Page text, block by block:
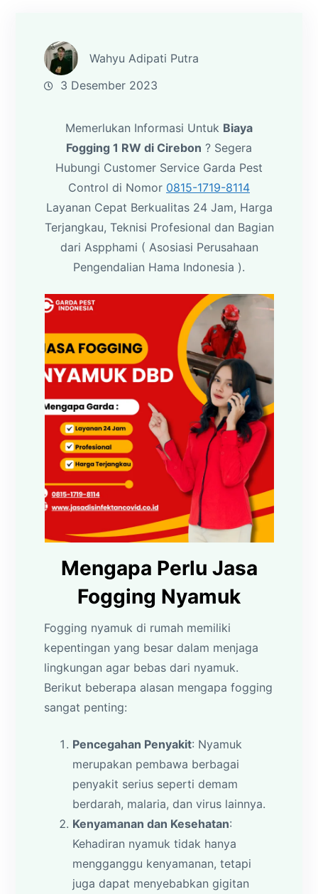
Wahyu Adipati Putra
3 Desember 2023
Memerlukan Informasi Untuk Biaya
Fogging 1 RW di Cirebon ? Segera
Hubungi Customer Service Garda Pest
Control di Nomor 0815-1719-8114
Layanan Cepat Berkualitas 24 Jam, Harga
Terjangkau, Teknisi Profesional dan Bagian
dari Aspphami ( Asosiasi Perusahaan
Pengendalian Hama Indonesia ).
Mengapa Perlu Jasa
Fogging Nyamuk
Fogging nyamuk di rumah memiliki
kepentingan yang besar dalam menjaga
lingkungan agar bebas dari nyamuk.
Berikut beberapa alasan mengapa fogging
sangat penting:
Pencegahan Penyakit: Nyamuk
merupakan pembawa berbagai
penyakit serius seperti demam
berdarah, malaria, dan virus lainnya.
Kenyamanan dan Kesehatan:
Kehadiran nyamuk tidak hanya
mengganggu kenyamanan, tetapi
juga dapat menyebabkan gigitan